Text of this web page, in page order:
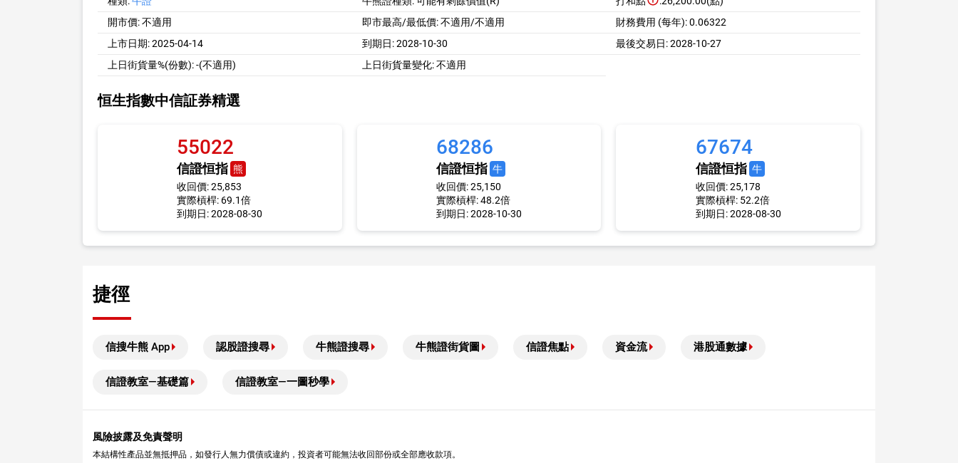
開市價:不適用 即市最高/最低價:不適用/不適用 財務費用 (每年):0.06322
上市日期:2025-04-14 到期日:2028-10-30 最後交易日:2028-10-27
上日街貨量%(份數):-(不適用) 上日街貨量變化: 不適用
恒生指數中信証券精選
55022
信證恒指 熊
收回價: 25,853
實際槓桿: 69.1倍
到期日: 2028-08-30
68286
信證恒指 牛
收回價: 25,150
實際槓桿: 48.2倍
到期日: 2028-10-30
67674
信證恒指 牛
收回價: 25,178
實際槓桿: 52.2倍
到期日: 2028-08-30
捷徑
信搜牛熊 App 認股證搜尋 牛熊證搜尋 牛熊證街貨圖 信證焦點 資金流 港股通數據
信證教室—基礎篇 信證教室—一圖秒學
風險披露及免責聲明
本結構性產品並無抵押品，如發行人無力償債或違約，投資者可能無法收回部份或全部應收款項。